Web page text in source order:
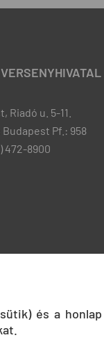
Riadó u. 5-11.
Budapest Pf.: 958
472-8900
és a